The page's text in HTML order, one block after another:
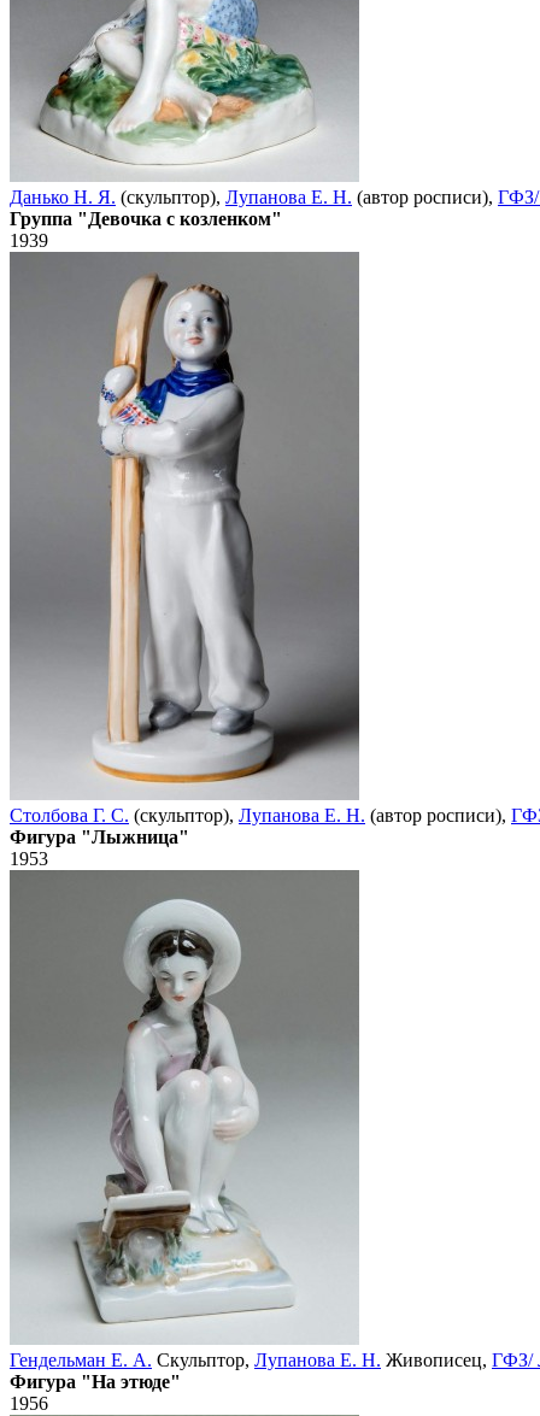
Данько Н. Я. (скульптор), Лупанова Е. Н. (автор росписи),
Группа "Девочка с козленком"
1939
Столбова Г. С. (скульптор), Лупанова Е. Н. (автор росписи),
Фигура "Лыжница"
1953
Гендельман Е. А. Скульптор, Лупанова Е. Н. Живописец, ГФЗ/
Фигура "На этюде"
1956